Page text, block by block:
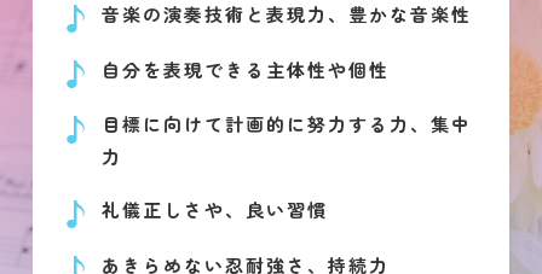
音楽の演奏技術と表現力、豊かな音楽性
自分を表現できる主体性や個性
目標に向けて計画的に努力する力、集中
力
礼儀正しさや、良い習慣
あきらめない忍耐強さ、持続力